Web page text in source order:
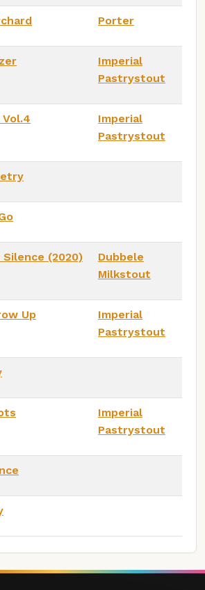
Porter
Imperial
Pastrystout
Imperial
Pastrystout
(2020)
Dubbele
Milkstout
Up
Imperial
Pastrystout
Imperial
Pastrystout